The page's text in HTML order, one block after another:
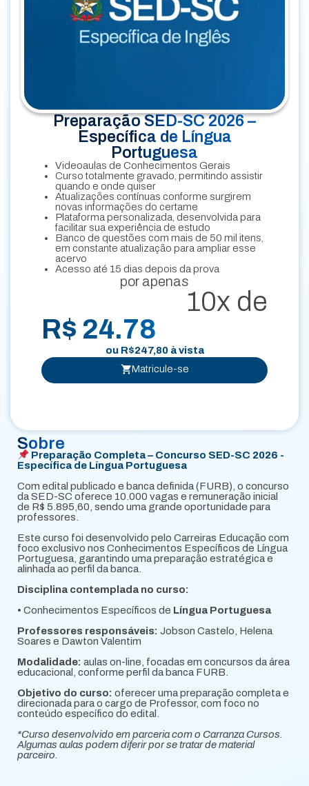
Sobre
Preparação Completa – Concurso SED-SC 2026 -
Específica de Língua Portuguesa
Com edital publicado e banca definida (FURB), o concurso
da SED-SC oferece 10.000 vagas e remuneração inicial
de R$ 5.895,60, sendo uma grande oportunidade para
professores.
Este curso foi desenvolvido pelo Carreiras Educação com
foco exclusivo nos Conhecimentos Específicos de Língua
Portuguesa, garantindo uma preparação estratégica e
alinhada ao perfil da banca.
Disciplina contemplada no curso:
• Conhecimentos Específicos de Língua Portuguesa
Professores responsáveis: Jobson Castelo, Helena
Soares e Dawton Valentim
Modalidade: aulas on-line, focadas em concursos da área
educacional, conforme perfil da banca FURB.
Objetivo do curso: oferecer uma preparação completa e
direcionada para o cargo de Professor, com foco no
conteúdo específico do edital.
*Curso desenvolvido em parceria com o Carranza Cursos.
Algumas aulas podem diferir por se tratar de material
parceiro.
Preparação SED-SC 2026 –
Específica de Língua
Portuguesa
Videoaulas de Conhecimentos Gerais
Curso totalmente gravado, permitindo assistir
quando e onde quiser
Atualizações contínuas conforme surgirem
novas informações do certame
Plataforma personalizada, desenvolvida para
facilitar sua experiência de estudo
Banco de questões com mais de 50 mil itens,
em constante atualização para ampliar esse
acervo
Acesso até 15 dias depois da prova
por apenas
10x de
R$ 24.78
ou R$247,80à vista
Matricule-se